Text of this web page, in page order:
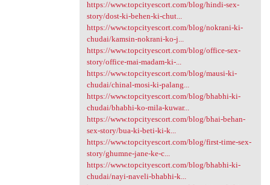
https://www.topcityescort.com/blog/hindi-sex-
story/dost-ki-behen-ki-chut...
https://www.topcityescort.com/blog/nokrani-ki-
chudai/kamsin-nokrani-ko-j...
https://www.topcityescort.com/blog/office-sex-
story/office-mai-madam-ki-...
https://www.topcityescort.com/blog/mausi-ki-
chudai/chinal-mosi-ki-palang...
https://www.topcityescort.com/blog/bhabhi-ki-
chudai/bhabhi-ko-mila-kuwar...
https://www.topcityescort.com/blog/bhai-behan-
sex-story/bua-ki-beti-ki-k...
https://www.topcityescort.com/blog/first-time-sex-
story/ghumne-jane-ke-c...
https://www.topcityescort.com/blog/bhabhi-ki-
chudai/nayi-naveli-bhabhi-k...